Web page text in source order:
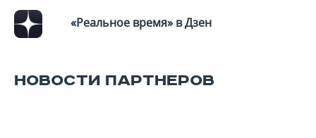
«Реальное время» в Дзен
НОВОСТИ ПАРТНЕРОВ